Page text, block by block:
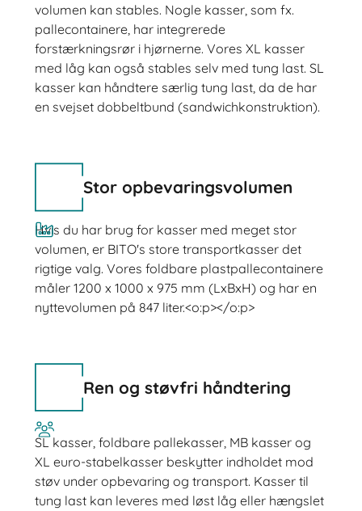
volumen kan stables. Nogle kasser, som fx.
pallecontainere, har integrerede
forstærkningsrør i hjørnerne. Vores XL kasser
med låg kan også stables selv med tung last. SL
kasser kan håndtere særlig tung last, da de har
en svejset dobbeltbund (sandwichkonstruktion).
Stor opbevaringsvolumen
Hvis du har brug for kasser med meget stor
volumen, er BITO's store transportkasser det
rigtige valg. Vores foldbare plastpallecontainere
måler 1200 x 1000 x 975 mm (LxBxH) og har en
nyttevolumen på 847 liter.<o:p></o:p>
Ren og støvfri håndtering
SL kasser, foldbare pallekasser, MB kasser og
XL euro-stabelkasser beskytter indholdet mod
støv under opbevaring og transport. Kasser til
tung last kan leveres med løst låg eller hængslet